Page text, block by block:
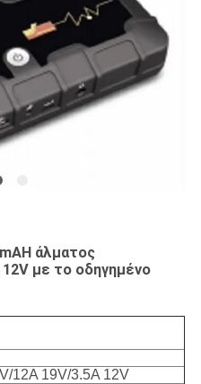
άλματος
με το οδηγημένο
12A 19V/3.5A 12V